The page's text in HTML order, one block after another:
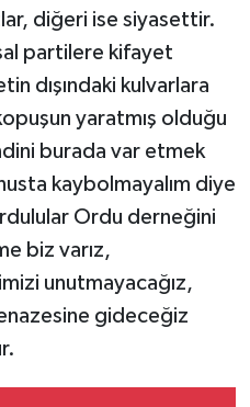
diğeri ise siyasettir.
partilere kifayet
dışındaki kulvarlara
yaratmış olduğu
burada var etmek
kaybolmayalım diye
Ordu derneğini
biz varız,
unutmayacağız,
gideceğiz